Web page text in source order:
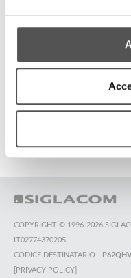
TUTTI
COPYRIGHT © 1996-2026
IT02774370205
CODICE DESTINATARIO -
[PRIVACY POLICY]